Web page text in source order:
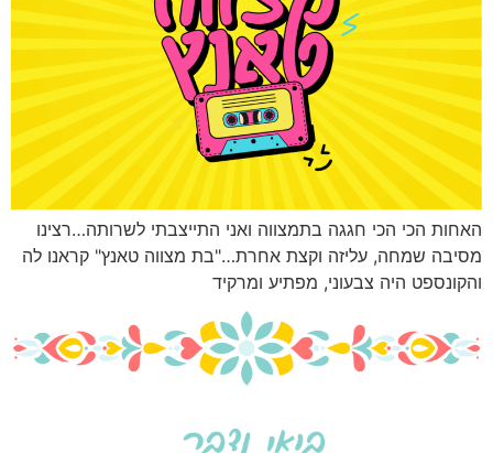
האחות הכי הכי חגגה בתמצווה ואני התייצבתי לשרותה…רצינו
מסיבה שמחה, עליזה וקצת אחרת…"בת מצווה טאנץ" קראנו לה
והקונספט היה צבעוני, מפתיע ומרקיד